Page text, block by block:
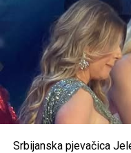
Srbijanska pjevačica